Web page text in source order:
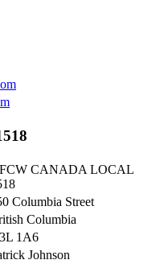
CANADA LOCAL
Columbia Street
Columbia
1A6
Johnson